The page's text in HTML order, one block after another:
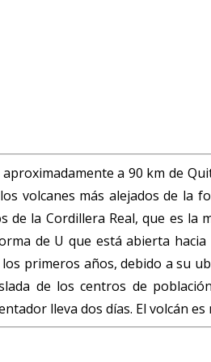
a 90 km de
volcanes más alejados de la
la Cordillera Real, que es
de U que está abierta
primeros años, debido a su
de los centros de
lleva dos días. El volcán